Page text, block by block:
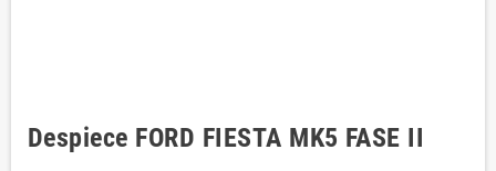
Despiece FORD FIESTA MK5 FASE II